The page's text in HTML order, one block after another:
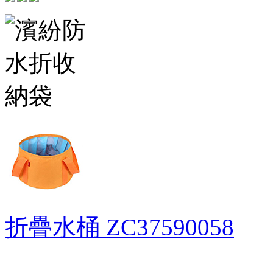
折疊水桶 ZC37590058